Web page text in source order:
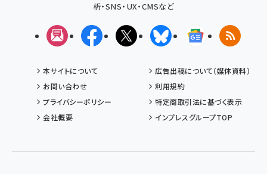
析・SNS・UX・CMSなど
メルマガFacebookX(エックス)BlueskyGoogleニュ
RSS
本サイトについて
広告出稿について（媒体資料）
お問い合わせ
利用規約
プライバシーポリシー
特定商取引法に基づく表示
会社概要
インプレスグループTOP